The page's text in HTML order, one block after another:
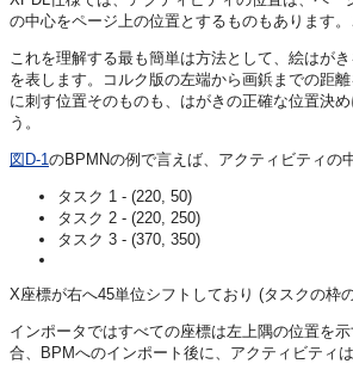
の中心をページ上の位置とするものもあります
これを理解する最も簡単は方法として、絵はが
を表します。コルク版の左端から画鋲までの距
に刺す位置そのものも、はがきの正確な位置決
う。
図D-1のBPMNの例で言えば、アクティビティの
タスク 1 - (220, 50)
タスク 2 - (220, 250)
タスク 3 - (370, 350)
X座標が右へ45単位シフトしており (タスクの枠
インポータではすべての座標は左上隅の位置を
合、BPMへのインポート後に、アクティビティ